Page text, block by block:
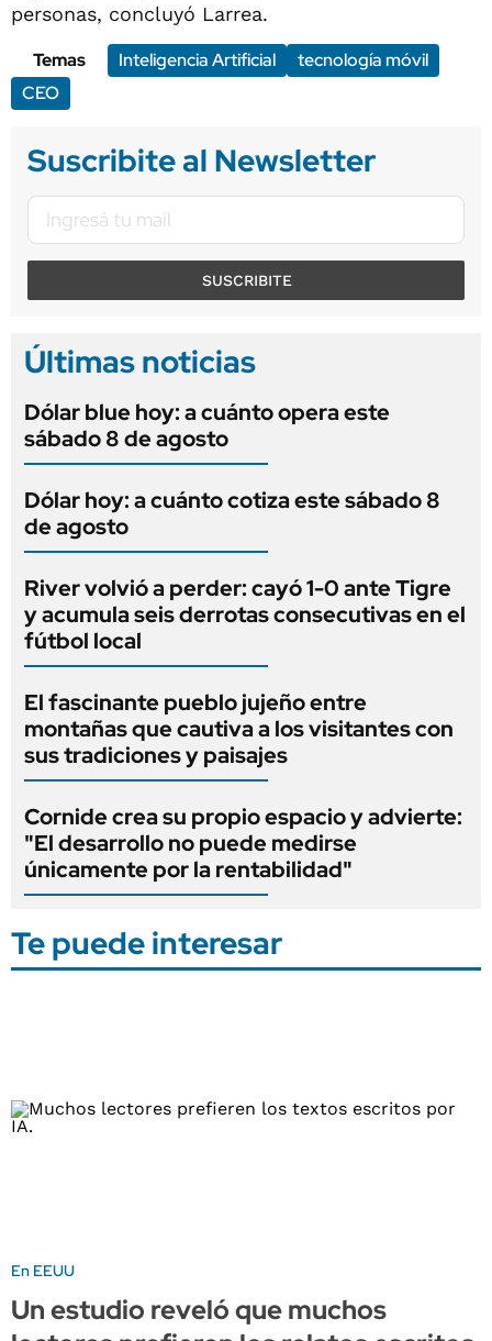
personas, concluyó Larrea.
Temas
Inteligencia Artificial
tecnología móvil
CEO
Suscribite al Newsletter
SUSCRIBITE
Últimas noticias
Dólar blue hoy: a cuánto opera este
sábado 8 de agosto
Dólar hoy: a cuánto cotiza este sábado 8
de agosto
River volvió a perder: cayó 1-0 ante Tigre
y acumula seis derrotas consecutivas en el
fútbol local
El fascinante pueblo jujeño entre
montañas que cautiva a los visitantes con
sus tradiciones y paisajes
Cornide crea su propio espacio y advierte:
"El desarrollo no puede medirse
únicamente por la rentabilidad"
Te puede interesar
En EEUU
Un estudio reveló que muchos